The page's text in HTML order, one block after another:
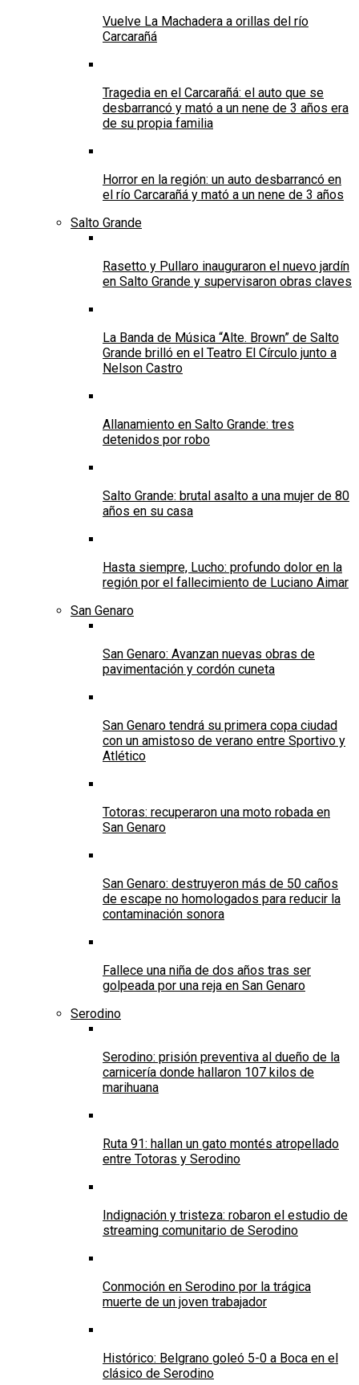
Vuelve La Machadera a orillas del río
Carcarañá
Tragedia en el Carcarañá: el auto que se
desbarrancó y mató a un nene de 3 años era
de su propia familia
Horror en la región: un auto desbarrancó en
el río Carcarañá y mató a un nene de 3 años
Salto Grande
Rasetto y Pullaro inauguraron el nuevo jardín
en Salto Grande y supervisaron obras claves
La Banda de Música “Alte. Brown” de Salto
Grande brilló en el Teatro El Círculo junto a
Nelson Castro
Allanamiento en Salto Grande: tres
detenidos por robo
Salto Grande: brutal asalto a una mujer de 80
años en su casa
Hasta siempre, Lucho: profundo dolor en la
región por el fallecimiento de Luciano Aimar
San Genaro
San Genaro: Avanzan nuevas obras de
pavimentación y cordón cuneta
San Genaro tendrá su primera copa ciudad
con un amistoso de verano entre Sportivo y
Atlético
Totoras: recuperaron una moto robada en
San Genaro
San Genaro: destruyeron más de 50 caños
de escape no homologados para reducir la
contaminación sonora
Fallece una niña de dos años tras ser
golpeada por una reja en San Genaro
Serodino
Serodino: prisión preventiva al dueño de la
carnicería donde hallaron 107 kilos de
marihuana
Ruta 91: hallan un gato montés atropellado
entre Totoras y Serodino
Indignación y tristeza: robaron el estudio de
streaming comunitario de Serodino
Conmoción en Serodino por la trágica
muerte de un joven trabajador
Histórico: Belgrano goleó 5-0 a Boca en el
clásico de Serodino